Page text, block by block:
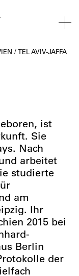
ÜBER
/ TEL AVIV-JAFFA
ist
Sie
Nach
arbeitet
studierte
am
Ihr
2015 bei
Berlin
der